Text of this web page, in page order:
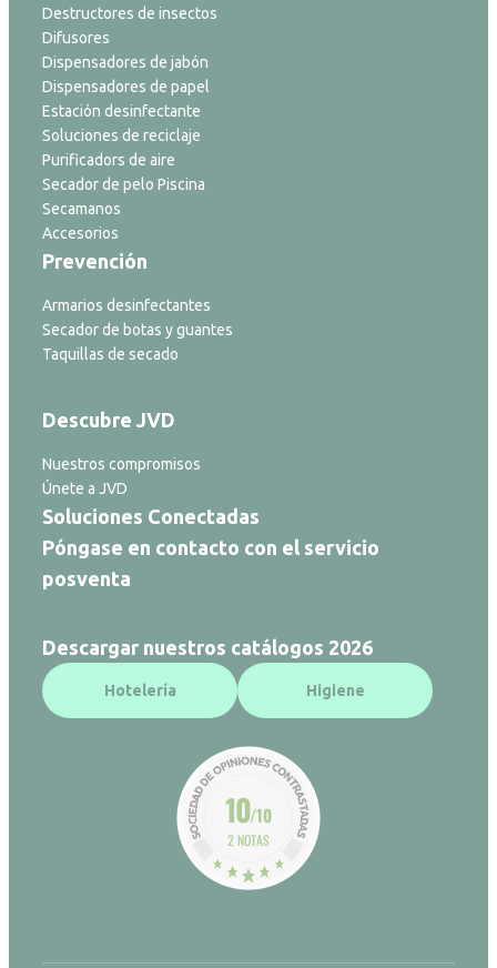
Destructores de insectos
Difusores
Dispensadores de jabón
Dispensadores de papel
Estación desinfectante
Soluciones de reciclaje
Purificadors de aire
Secador de pelo Piscina
Secamanos
Accesorios
Prevención
Armarios desinfectantes
Secador de botas y guantes
Taquillas de secado
Descubre JVD
Nuestros compromisos
Únete a JVD
Soluciones Conectadas
Póngase en contacto con el servicio
posventa
Descargar nuestros catálogos 2026
Hotelería Higiene
10/10
2 NOTAS